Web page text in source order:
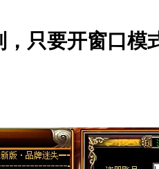
只要开窗口模